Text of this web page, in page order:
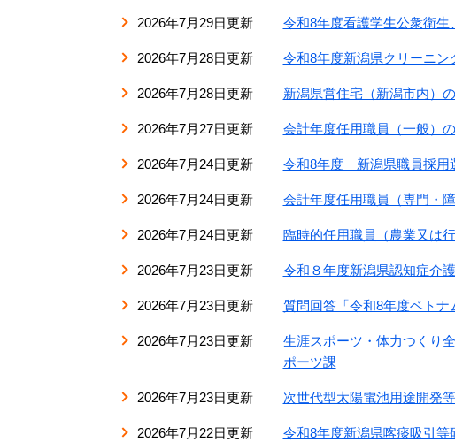
2026年7月29日更新 令和8年度看護学生公衆衛
2026年7月28日更新 令和8年度新潟県クリーニン
2026年7月28日更新 新潟県営住宅（新潟市内）
2026年7月27日更新 会計年度任用職員（一般）
2026年7月24日更新 令和8年度 新潟県職員採用
2026年7月24日更新 会計年度任用職員（専門・
2026年7月24日更新 臨時的任用職員（農業又は
2026年7月23日更新 令和８年度新潟県認知症介
2026年7月23日更新 質問回答「令和8年度ベト
2026年7月23日更新
生涯スポーツ・体力つくり
ポーツ課
2026年7月23日更新 次世代型太陽電池用途開発
2026年7月22日更新 令和8年度新潟県喀痰吸引